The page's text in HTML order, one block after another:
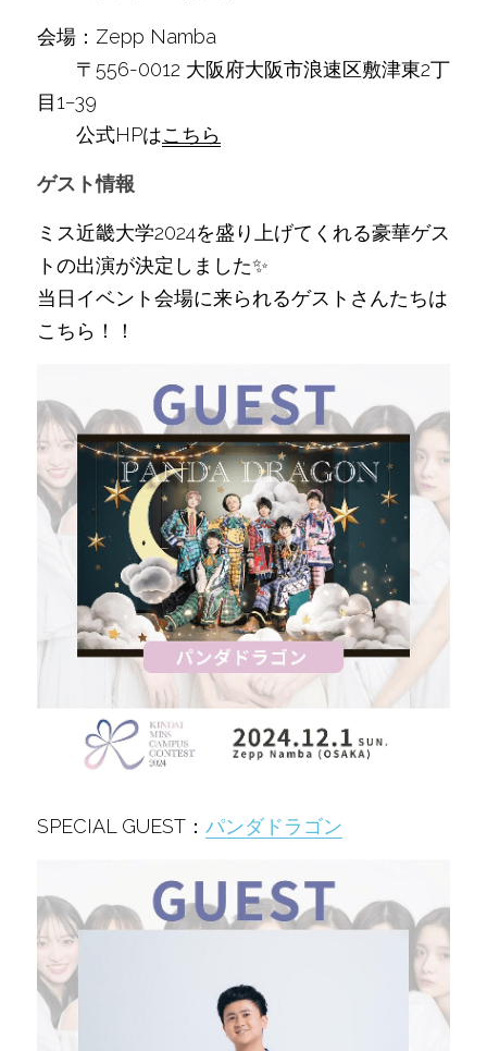
会場：Zepp Namba
〒556-0012 大阪府大阪市浪速区敷津東2丁
目1−39
公式HPはこちら
ゲスト情報
ミス近畿大学2024を盛り上げてくれる豪華ゲス
トの出演が決定しました✨
当日イベント会場に来られるゲストさんたちは
こちら！！
SPECIAL GUEST： パンダドラゴン